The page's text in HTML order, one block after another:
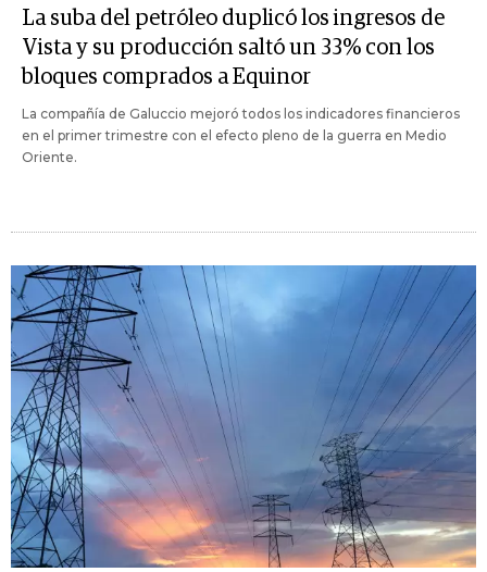
La suba del petróleo duplicó los ingresos de
Vista y su producción saltó un 33% con los
bloques comprados a Equinor
La compañía de Galuccio mejoró todos los indicadores financieros
en el primer trimestre con el efecto pleno de la guerra en Medio
Oriente.